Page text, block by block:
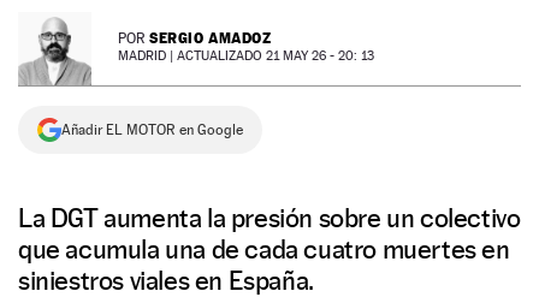
NEWSLETTER POR SERGIO AMADOZ
MADRID | ACTUALIZADO 21 MAY 26 - 20: 13
Añadir EL MOTOR en Google
La DGT aumenta la presión sobre un colectivo
que acumula una de cada cuatro muertes en
siniestros viales en España.